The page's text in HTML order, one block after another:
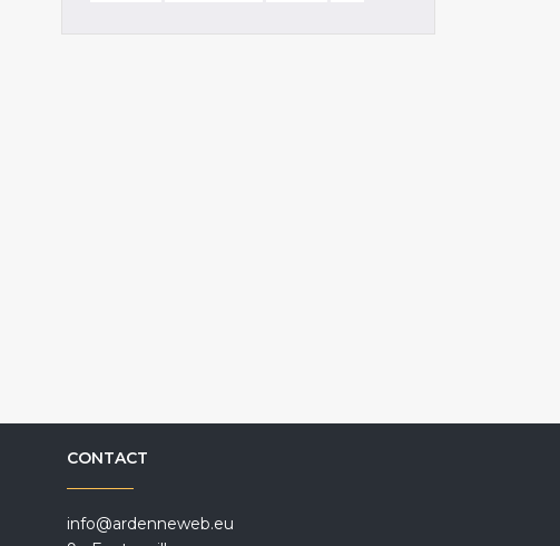
CONTACT
info@ardenneweb.eu